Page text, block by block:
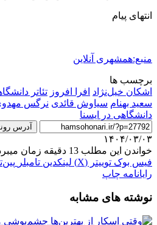
انتهای پیام
منبع:همشهری آنلاین
برچسب ها
اشکان خیل‌نژاد افرا افروز تئاتر
سعید بهنام سیاوش قائدی نرگس
دانشگاهی در ایسنا
آدرس
۱۴۰۴/۰۳/۰۳
خواندن این مطلب 13 دقیقه زمان میبرد
فیس بوک توییتر (X) لینکدین ‫تامبلر
رایانامه چاپ
نوشته های مشابه